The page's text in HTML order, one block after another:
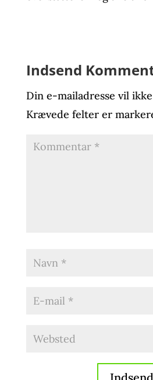
Indsend
Din e-mailadresse vil
Krævede felter er